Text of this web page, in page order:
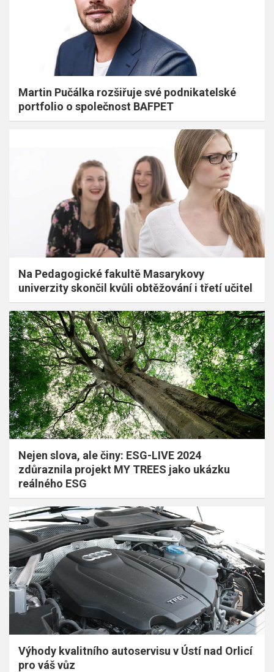
Martin Pučálka rozšiřuje své podnikatelské
portfolio o společnost BAFPET
Na Pedagogické fakultě Masarykovy
univerzity skončil kvůli obtěžování i třetí učitel
Nejen slova, ale činy: ESG-LIVE 2024
zdůraznila projekt MY TREES jako ukázku
reálného ESG
Výhody kvalitního autoservisu v Ústí nad Orlicí
pro váš vůz